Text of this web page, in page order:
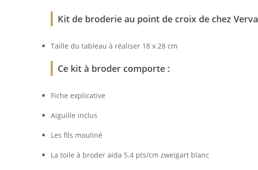
Kit de broderie au point de croix de chez
Taille du tableau à réaliser 18 x 28 cm
Ce kit à broder comporte :
Fiche explicative
Aiguille inclus
Les fils mouliné
La toile à broder aida 5.4 pts/cm zweigart blanc